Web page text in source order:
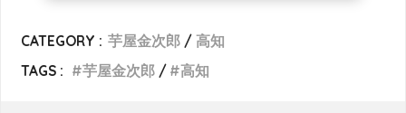
CATEGORY : 芋屋金次郎
高知
TAGS :
芋屋金次郎 高知